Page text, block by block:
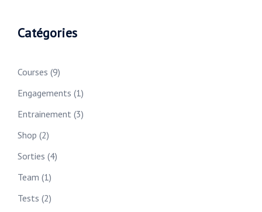
Catégories
Courses (9)
Engagements (1)
Entrainement (3)
Shop (2)
Sorties (4)
Team (1)
Tests (2)